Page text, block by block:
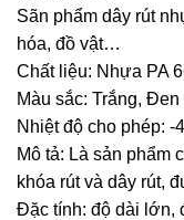
Sãn phẩm dây rút
hóa, đồ vật…
Chất liệu: Nhựa PA
Màu sắc: Trắng, Đen
Nhiệt độ cho phép: -
Mô tả: Là sản phẩm
khóa rút và dây rút,
Đặc tính: độ dài lớn,